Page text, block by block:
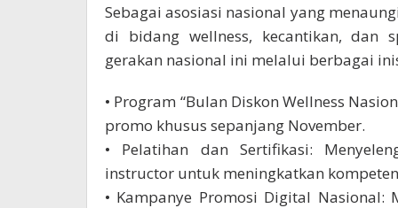
Sebagai asosiasi nasional yang
di bidang wellness, kecantikan, dan
gerakan nasional ini melalui berbagai
• Program “Bulan Diskon Wellness
promo khusus sepanjang November.
• Pelatihan dan Sertifikasi:
instructor untuk meningkatkan
• Kampanye Promosi Digital